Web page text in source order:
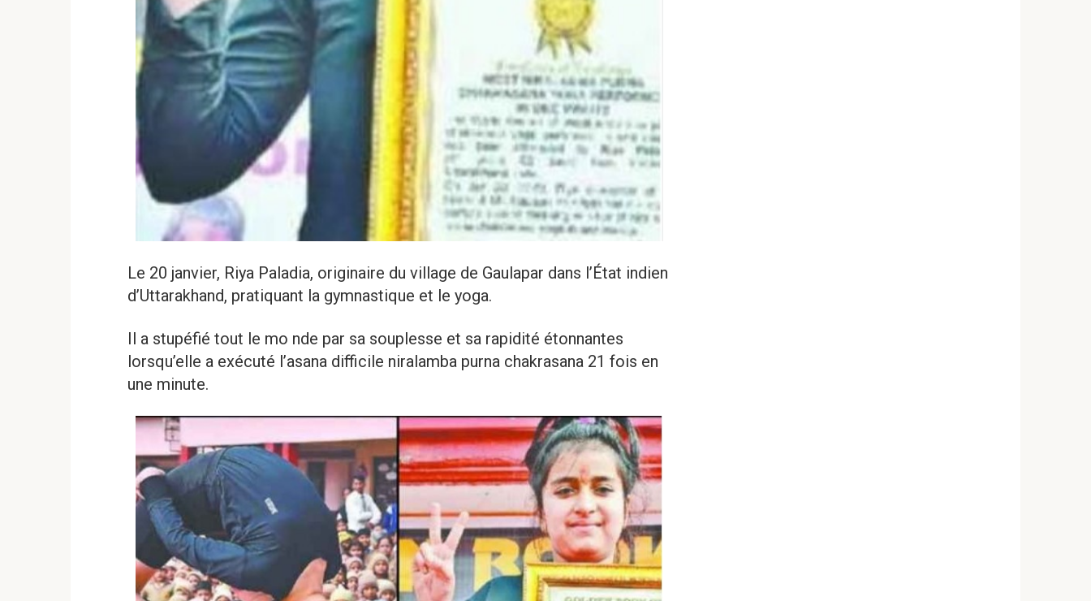
Le 20 janvier, Riya Paladia, originaire du village de Gaulapar dans l’État indien
d’Uttarakhand, pratiquant la gymnastique et le yoga.
Il a stupéfié tout le mo nde par sa souplesse et sa rapidité étonnantes
lorsqu’elle a exécuté l’asana difficile niralamba purna chakrasana 21 fois en
une minute.